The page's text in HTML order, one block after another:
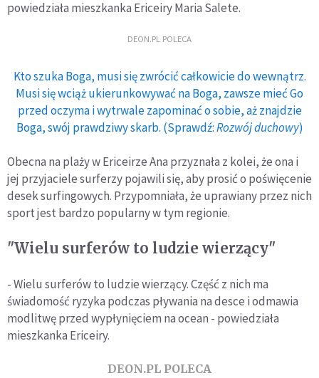
powiedziała mieszkanka Ericeiry Maria Salete.
DEON.PL POLECA
Kto szuka Boga, musi się zwrócić całkowicie do wewnątrz.
Musi się wciąż ukierunkowywać na Boga, zawsze mieć Go
przed oczyma i wytrwale zapominać o sobie, aż znajdzie
Boga, swój prawdziwy skarb. (Sprawdź:Rozwój duchowy)
Obecna na plaży w Ericeirze Ana przyznała z kolei, że ona i
jej przyjaciele surferzy pojawili się, aby prosić o poświęcenie
desek surfingowych. Przypomniała, że uprawiany przez nich
sport jest bardzo popularny w tym regionie.
"Wielu surferów to ludzie wierzący"
- Wielu surferów to ludzie wierzący. Część z nich ma
świadomość ryzyka podczas pływania na desce i odmawia
modlitwę przed wypłynięciem na ocean - powiedziała
mieszkanka Ericeiry.
DEON.PL POLECA